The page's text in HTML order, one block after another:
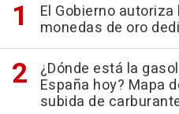
El Gobierno
monedas de oro
¿Dónde está la
España hoy? Mapa
subida de